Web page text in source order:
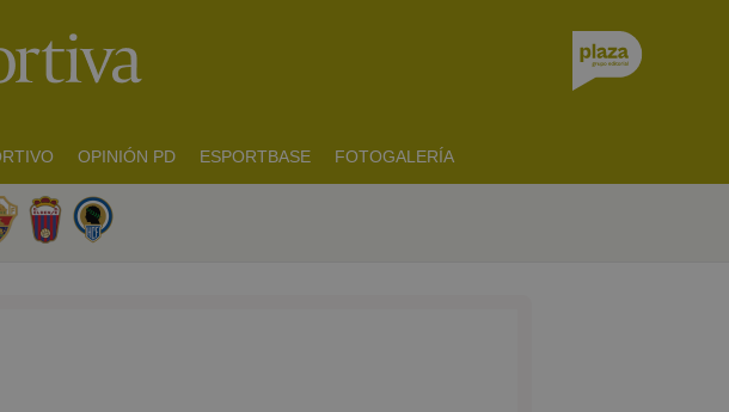
OPINIÓN PD ESPORTBASE FOTOGALERÍA